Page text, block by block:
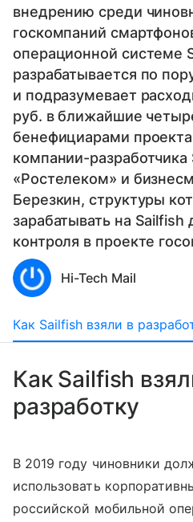
внедрению среди
госкомпаний
операционной системе
разрабатывается по
и подразумевает
руб. в ближайшие
бенефициарами
компании-разработчика
«Ростелеком» и
Березкин, структуры
зарабатывать на
контроля в проекте
Hi-Tech Mail
Как Sailfish взяли в
Как Sailfish
разработку
В 2019 году чиновники
использовать
российской мобильной